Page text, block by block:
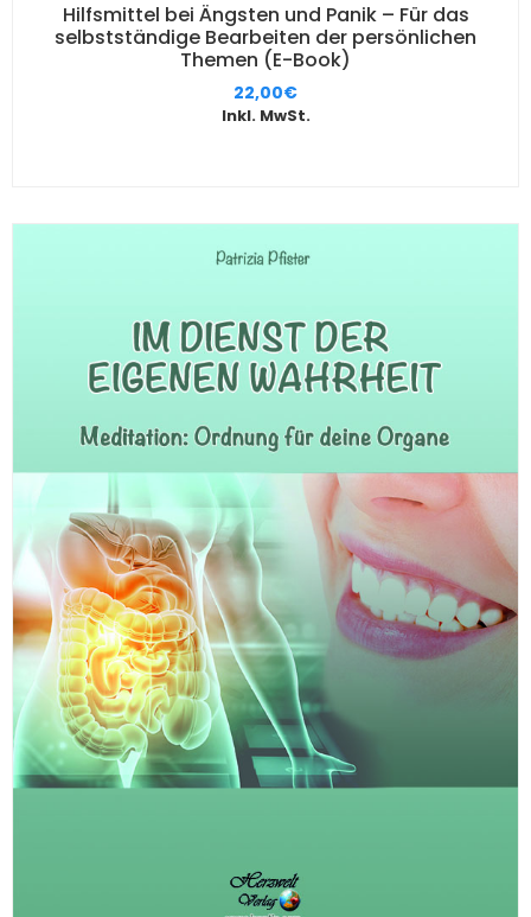
Hilfsmittel bei Ängsten und Panik – Für das
selbstständige Bearbeiten der persönlichen
Themen (E-Book)
22,00€
Inkl. MwSt.